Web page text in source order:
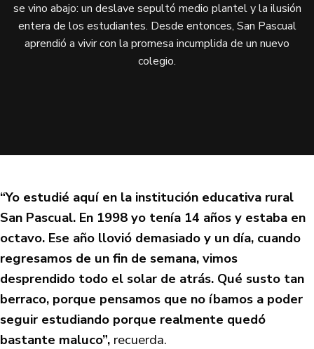
se vino abajo: un deslave sepultó medio plantel y la ilusión
entera de los estudiantes. Desde entonces, San Pascual
aprendió a vivir con la promesa incumplida de un nuevo
colegio.
“Yo estudié aquí en la institución educativa rural
San Pascual. En 1998 yo tenía 14 años y estaba en
octavo. Ese año llovió demasiado y un día, cuando
regresamos de un fin de semana, vimos
desprendido todo el solar de atrás. Qué susto tan
berraco, porque pensamos que no íbamos a poder
seguir estudiando porque realmente quedó
bastante maluco”, recuerda.